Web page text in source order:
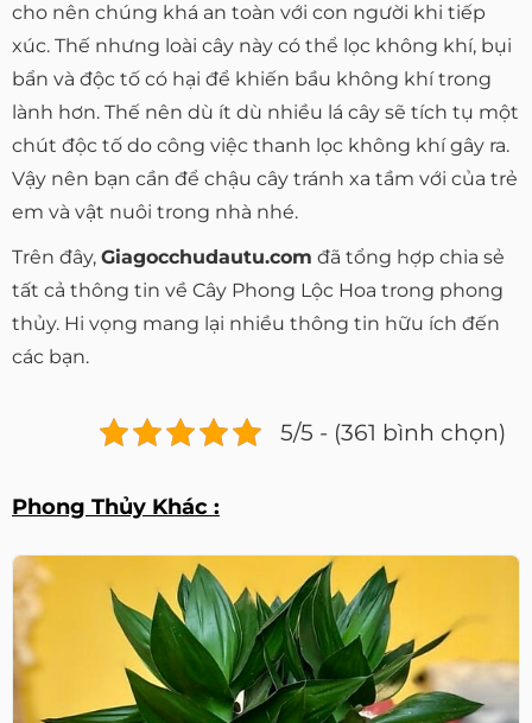
cho nên chúng khá an toàn với con người khi tiếp
xúc. Thế nhưng loài cây này có thể lọc không khí, bụi
bẩn và độc tố có hại để khiến bầu không khí trong
lành hơn. Thế nên dù ít dù nhiều lá cây sẽ tích tụ một
chút độc tố do công việc thanh lọc không khí gây ra.
Vậy nên bạn cần để chậu cây tránh xa tầm với của trẻ
em và vật nuôi trong nhà nhé.
Trên đây, Giagocchudautu.com đã tổng hợp chia sẻ
tất cả thông tin về Cây Phong Lộc Hoa trong phong
thủy. Hi vọng mang lại nhiều thông tin hữu ích đến
các bạn.
5/5 - (361 bình chọn)
Phong Thủy Khác :